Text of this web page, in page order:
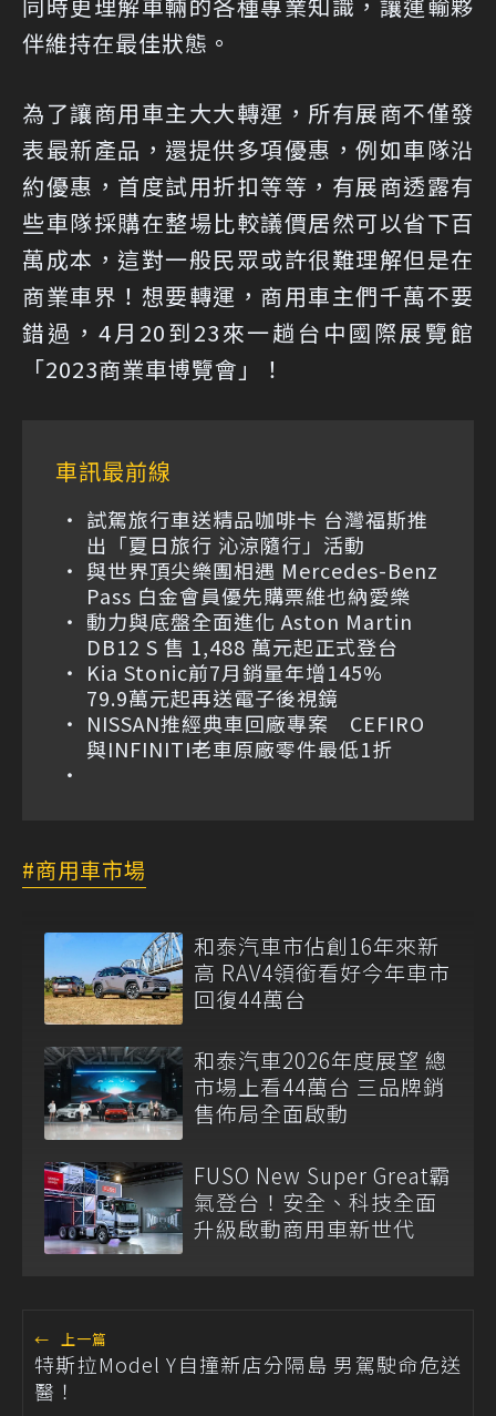
伴維持在最佳狀態。
為了讓商用車主大大轉運，所有展商不僅發
表最新產品，還提供多項優惠，例如車隊沿
約優惠，首度試用折扣等等，有展商透露有
些車隊採購在整場比較議價居然可以省下百
萬成本，這對一般民眾或許很難理解但是在
商業車界！想要轉運，商用車主們千萬不要
錯過，4月20到23來一趟台中國際展覽館
「2023商業車博覽會」！
車訊最前線
試駕旅行車送精品咖啡卡 台灣福斯推
出「夏日旅行 沁涼隨行」活動
與世界頂尖樂團相遇 Mercedes-Benz
Pass 白金會員優先購票維也納愛樂
動力與底盤全面進化 Aston Martin
DB12 S 售 1,488 萬元起正式登台
Kia Stonic前7月銷量年增145%
79.9萬元起再送電子後視鏡
NISSAN推經典車回廠專案 CEFIRO
與INFINITI老車原廠零件最低1折
商用車市場
和泰汽車市佔創16年來新
高 RAV4領銜看好今年車市
回復44萬台
和泰汽車2026年度展望 總
市場上看44萬台 三品牌銷
售佈局全面啟動
FUSO New Super Great霸
氣登台！安全、科技全面
升級啟動商用車新世代
← 上一篇
特斯拉Model Y自撞新店分隔島 男駕駛命危送
醫！